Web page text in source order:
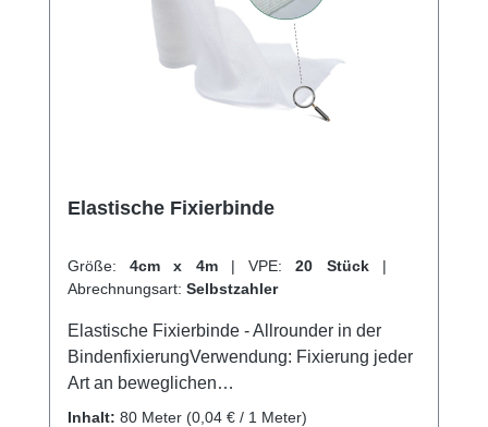
Elastische Fixierbinde
Größe: 4cm x 4m | VPE: 20 Stück |
Abrechnungsart: Selbstzahler
Elastische Fixierbinde - Allrounder in der
BindenfixierungVerwendung: Fixierung jeder
Art an beweglichen
KörperteilenGlenkverbände Ober-
Inhalt: 80 Meter (0,04 € / 1 Meter)